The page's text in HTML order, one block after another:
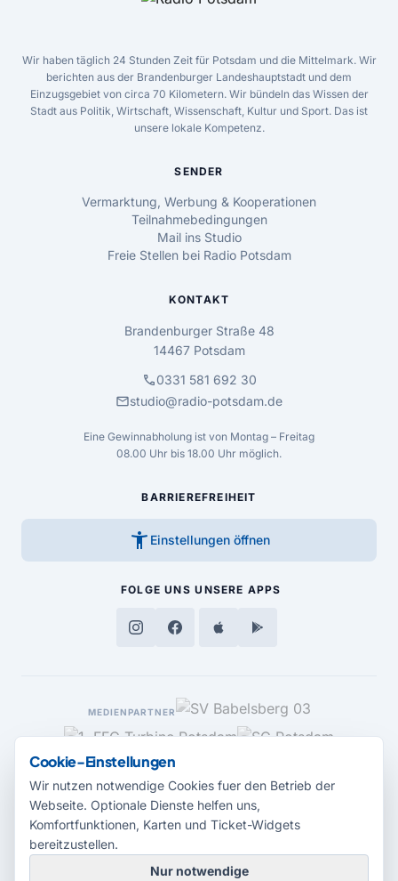
Wir haben täglich 24 Stunden Zeit für Potsdam und die Mittelmark. Wir
berichten aus der Brandenburger Landeshauptstadt und dem
Einzugsgebiet von circa 70 Kilometern. Wir bündeln das Wissen der
Stadt aus Politik, Wirtschaft, Wissenschaft, Kultur und Sport. Das ist
unsere lokale Kompetenz.
SENDER
Vermarktung, Werbung & Kooperationen
Teilnahmebedingungen
Mail ins Studio
Freie Stellen bei Radio Potsdam
KONTAKT
Brandenburger Straße 48
14467 Potsdam
call0331 581 692 30
mailstudio@radio-potsdam.de
Eine Gewinnabholung ist von Montag – Freitag
08.00 Uhr bis 18.00 Uhr möglich.
BARRIEREFREIHEIT
accessibility_new Einstellungen öffnen
FOLGE UNS UNSERE APPS
MEDIENPARTNER
Cookie-Einstellungen
Wir nutzen notwendige Cookies fuer den Betrieb der
Webseite. Optionale Dienste helfen uns,
Komfortfunktionen, Karten und Ticket-Widgets
bereitzustellen.
Nur notwendige